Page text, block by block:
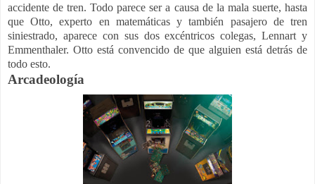
accidente de tren. Todo parece ser a causa de la mala suerte, hasta
que Otto, experto en matemáticas y también pasajero de tren
siniestrado, aparece con sus dos excéntricos colegas, Lennart y
Emmenthaler. Otto está convencido de que alguien está detrás de
todo esto.
Arcadeología